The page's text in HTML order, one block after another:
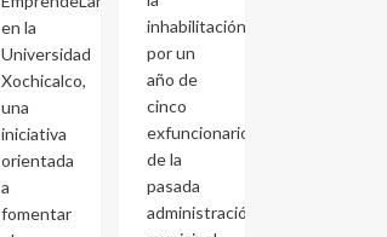
en la
Universidad
Xochicalco,
una
iniciativa
orientada
a
fomentar
inhabilitación
por un
año de
cinco
exfuncionarios
de la
pasada
administración